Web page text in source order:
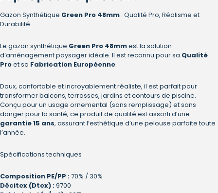
Gazon Synthétique Green Pro 48mm : Qualité Pro, Réalisme et
Durabilité
Le gazon synthétique Green Pro 48mmest la solution
d’aménagement paysager idéale. Il est reconnu pour sa Qualité
Proet sa Fabrication Européenne.
Doux, confortable et incroyablement réaliste, il est parfait pour
transformer balcons, terrasses, jardins et contours de piscine.
Conçu pour un usage ornemental (sans remplissage) et sans
danger pour la santé, ce produit de qualité est assorti d’une
garantie 15 ans, assurant l’esthétique d’une pelouse parfaite toute
l’année.
Spécifications techniques
Composition PE/PP :70% / 30%
Décitex (Dtex) :9700